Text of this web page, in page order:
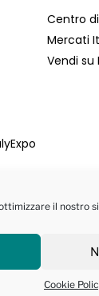
il nostro
Cookie
Centro
Mercati
Vendi su